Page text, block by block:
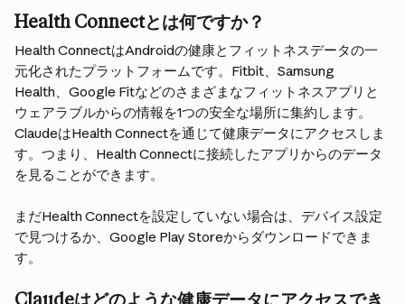
Health Connectとは何ですか？
Health ConnectはAndroidの健康とフィットネスデータの一
元化されたプラットフォームです。Fitbit、Samsung
Health、Google Fitなどのさまざまなフィットネスアプリと
ウェアラブルからの情報を1つの安全な場所に集約します。
ClaudeはHealth Connectを通じて健康データにアクセスしま
す。つまり、Health Connectに接続したアプリからのデータ
を見ることができます。
まだHealth Connectを設定していない場合は、デバイス設定
で見つけるか、Google Play Storeからダウンロードできま
す。
Claudeはどのような健康データにアクセスでき